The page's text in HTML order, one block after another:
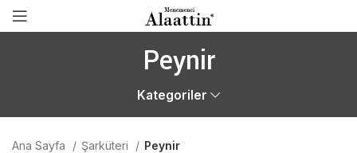
Peynir
Kategoriler
Ana Sayfa Şarküteri
Peynir